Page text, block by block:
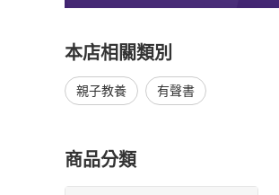
本店相關類別
親子教養 有聲書
商品分類